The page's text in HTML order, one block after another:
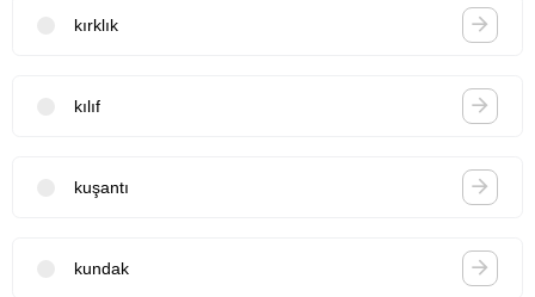
kırklık
kılıf
kuşantı
kundak